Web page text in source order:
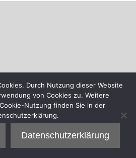
Durch Nutzung dieser Website
von Cookies zu. Weitere
Nutzung finden Sie in der
Datenschutzerklärung